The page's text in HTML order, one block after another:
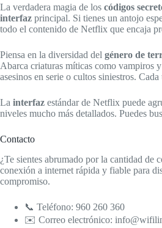
La verdadera magia de los códigos
interfaz principal. Si tienes un antojo
todo el contenido de Netflix que encaja
Piensa en la diversidad del género de
Abarca criaturas míticas como vampiros
asesinos en serie o cultos siniestros. Cada
La interfaz estándar de Netflix puede
niveles mucho más detallados. Puedes
Contacto
¿Te sientes abrumado por la cantidad de
conexión a internet rápida y fiable para
compromiso.
📞 Teléfono: 960 260 360
✉️ Correo electrónico: